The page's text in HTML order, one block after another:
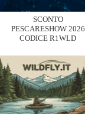
SCONTO
PESCARESHOW 2026
CODICE R1WLD